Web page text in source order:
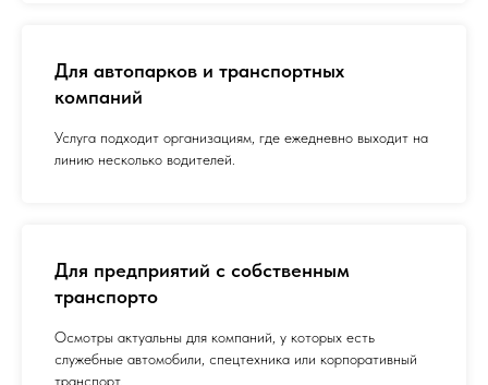
Для автопарков и транспортных
компаний
Услуга подходит организациям, где ежедневно выходит на
линию несколько водителей.
Для предприятий с собственным
транспорто
Осмотры актуальны для компаний, у которых есть
служебные автомобили, спецтехника или корпоративный
транспорт.